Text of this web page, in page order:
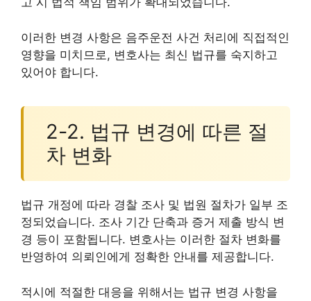
이러한 변경 사항은 음주운전 사건 처리에 직접적인
영향을 미치므로, 변호사는 최신 법규를 숙지하고
있어야 합니다.
2-2. 법규 변경에 따른 절
차 변화
법규 개정에 따라 경찰 조사 및 법원 절차가 일부 조
정되었습니다. 조사 기간 단축과 증거 제출 방식 변
경 등이 포함됩니다. 변호사는 이러한 절차 변화를
반영하여 의뢰인에게 정확한 안내를 제공합니다.
적시에 적절한 대응을 위해서는 법규 변경 사항을